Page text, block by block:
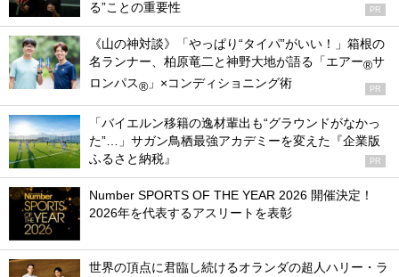
る”ことの重要性
PR
《山の神対談》「やっぱり“タイパ”がいい！」箱根の
名ランナー、柏原竜二と神野大地が語る「エアー®サ
ロンパス® 」×コンディショニング術 PR
「バイエルン移籍の逸材輩出も“グラウンドがなかっ
た”…」サガン鳥栖最強アカデミーを変えた『企業版
ふるさと納税』
PR
Number SPORTS OF THE YEAR 2026 開催決定！
2026年を代表するアスリートを表彰
世界の頂点に君臨し続けるオランダの超人ハリー・ラ